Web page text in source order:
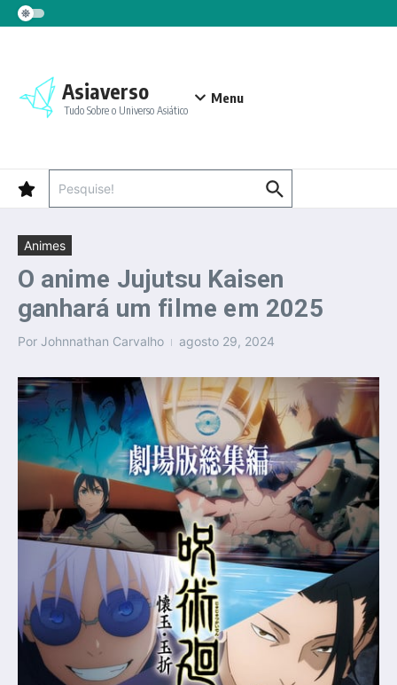
Ir para o conteúdo
Asiaverso
Tudo Sobre o Universo Asiático
Menu
Animes
O anime Jujutsu Kaisen
ganhará um filme em 2025
Por Johnnathan Carvalho agosto 29, 2024